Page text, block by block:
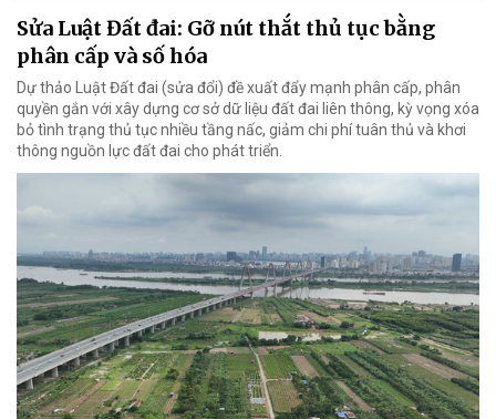
Sửa Luật Đất đai: Gỡ nút thắt thủ tục bằng
phân cấp và số hóa
Dự thảo Luật Đất đai (sửa đổi) đề xuất đẩy mạnh phân cấp, phân
quyền gắn với xây dựng cơ sở dữ liệu đất đai liên thông, kỳ vọng xóa
bỏ tình trạng thủ tục nhiều tầng nấc, giảm chi phí tuân thủ và khơi
thông nguồn lực đất đai cho phát triển.